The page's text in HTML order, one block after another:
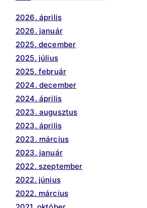
2026. április
2026. január
2025. december
2025. július
2025. február
2024. december
2024. április
2023. augusztus
2023. április
2023. március
2023. január
2022. szeptember
2022. június
2022. március